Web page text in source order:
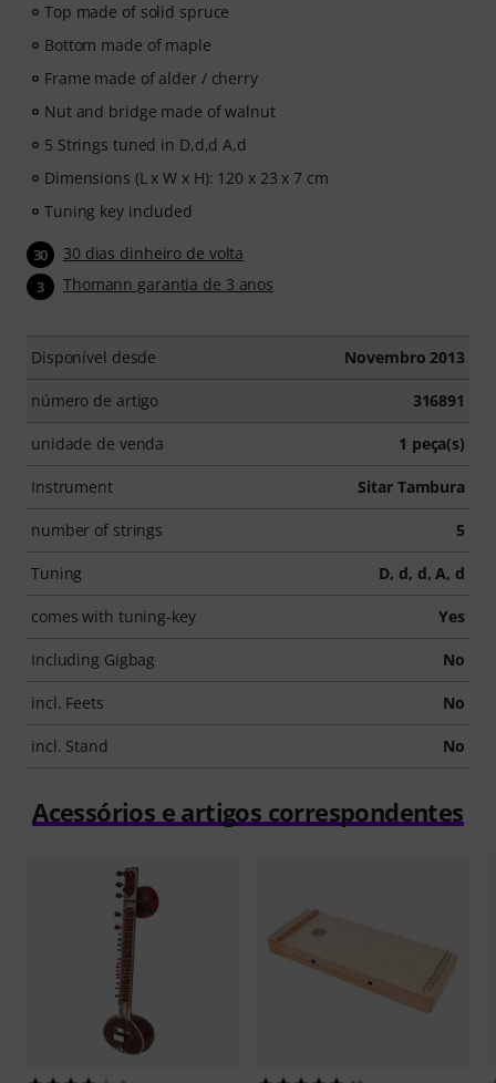
Top made of solid spruce
Bottom made of maple
Frame made of alder / cherry
Nut and bridge made of walnut
5 Strings tuned in D,d,d A,d
Dimensions (L x W x H): 120 x 23 x 7 cm
Tuning key included
30 30 dias dinheiro de volta
3 Thomann garantia de 3 anos
Disponível desde Novembro 2013
número de artigo 316891
unidade de venda 1 peça(s)
Instrument Sitar Tambura
number of strings 5
Tuning D, d, d, A, d
comes with tuning-key Yes
Including Gigbag No
incl. Feets No
incl. Stand No
Acessórios e artigos correspondentes